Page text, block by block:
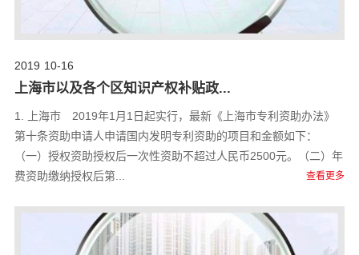
10-16
2019
上海市以及各个区知识产权补贴政...
1. 上海市 2019年1月1日起实行，最新《上海市专利资助办法》
第十条资助申请人申请国内发明专利资助的项目和金额如下：
（一）授权资助授权后一次性资助不超过人民币2500元。（二）年
费资助缴纳授权后第...
查看更多